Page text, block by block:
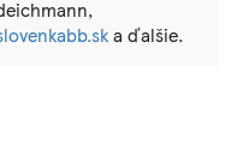
a ďalšie.